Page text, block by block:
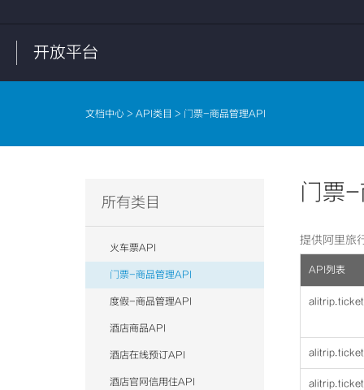
开放平台
文档中心 > API类目 > 门票-商品管理API
所有类目
火车票API
门票-商品管理API
度假-商品管理API
酒店商品API
酒店在线预订API
酒店官网信用住API
门票-
提供阿里旅
API列表